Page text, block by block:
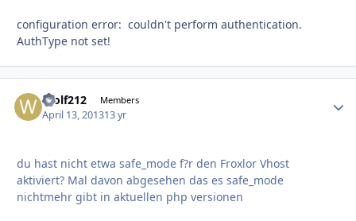
configuration error: couldn't perform authentication.
AuthType not set!
Wolf212 Members
April 13, 201313 yr
du hast nicht etwa safe_mode f?r den Froxlor Vhost
aktiviert? Mal davon abgesehen das es safe_mode
nichtmehr gibt in aktuellen php versionen